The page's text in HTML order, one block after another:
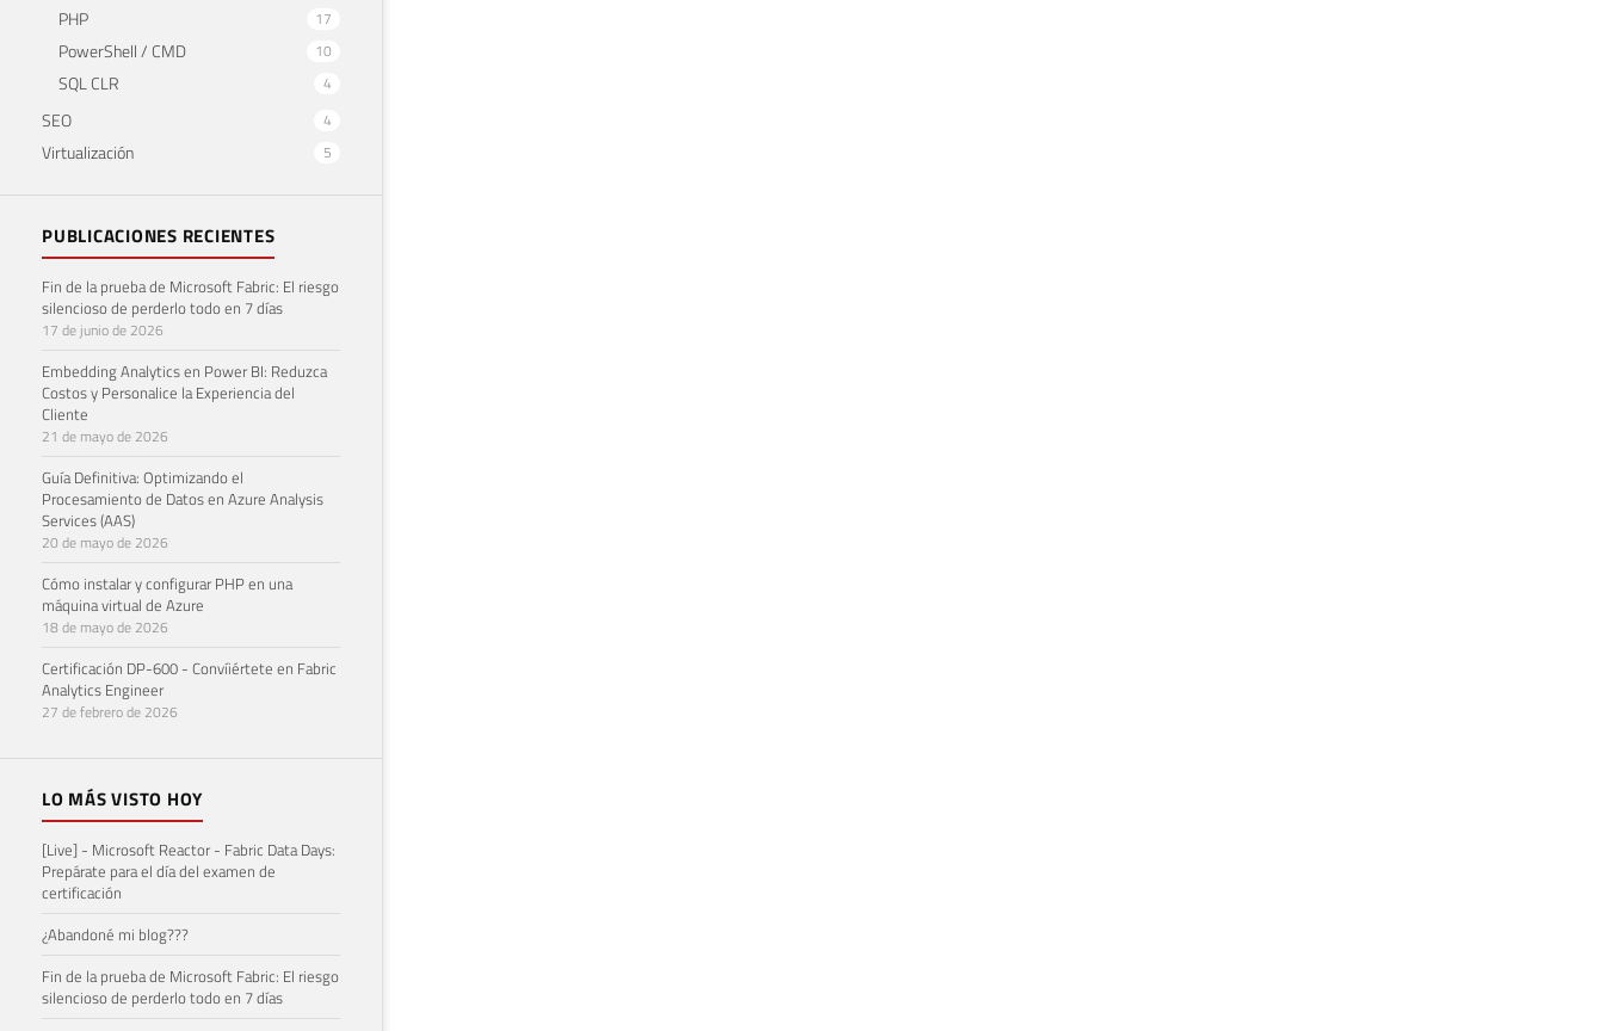
PHP 17
PowerShell / CMD 10
SQL CLR 4
SEO 4
Virtualización 5
PUBLICACIONES RECIENTES
Fin de la prueba de Microsoft Fabric: El riesgo
silencioso de perderlo todo en 7 días
17 de junio de 2026
Embedding Analytics en Power BI: Reduzca
Costos y Personalice la Experiencia del
Cliente
21 de mayo de 2026
Guía Definitiva: Optimizando el
Procesamiento de Datos en Azure Analysis
Services (AAS)
20 de mayo de 2026
Cómo instalar y configurar PHP en una
máquina virtual de Azure
18 de mayo de 2026
Certificación DP-600 - Convíiértete en Fabric
Analytics Engineer
27 de febrero de 2026
LO MÁS VISTO HOY
[Live] - Microsoft Reactor - Fabric Data Days:
Prepárate para el día del examen de
certificación
¿Abandoné mi blog???
Fin de la prueba de Microsoft Fabric: El riesgo
silencioso de perderlo todo en 7 días